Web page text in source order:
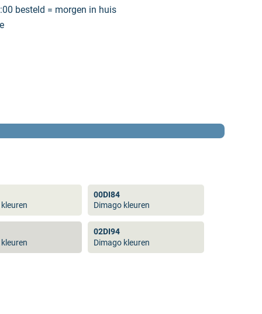
besteld = morgen in huis
00DI84
Dimago kleuren
02DI94
Dimago kleuren